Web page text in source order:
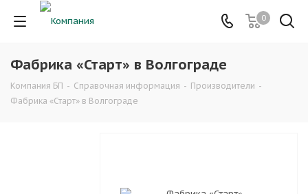
0
Фабрика «Старт» в Волгограде
Компания БП - Справочная информация - Производители -
Фабрика «Старт» в Волгограде